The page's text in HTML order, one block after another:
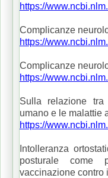
https://
Complicanze
https://
Complicanze
https://
Sulla relazione
umano e le malattie
https://
Intolleranza
posturale come
vaccinazione contro